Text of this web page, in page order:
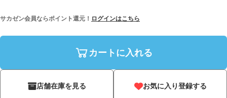
サカゼン会員ならポイント還元！ ログインはこちら
カートに入れる
店舗在庫を見る お気に入り登録する